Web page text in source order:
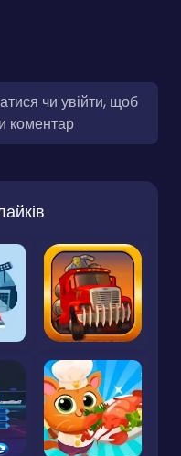
чи увійти, щоб
коментар